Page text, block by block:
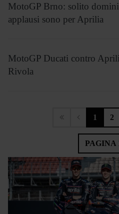
MotoGP Brno: solito
applausi sono per Aprilia
MotoGP Ducati contro
Rivola
PAGINA
1 2